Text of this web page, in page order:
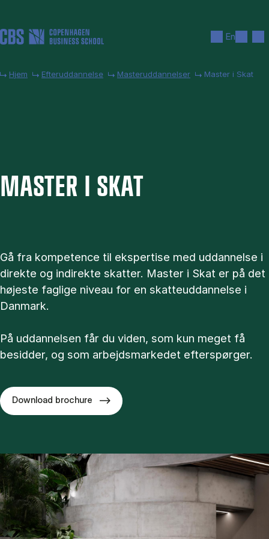
En
Hjem Efteruddannelse Masteruddannelser Master i Skat
MA­STER I SKAT
Gå fra kompetence til ekspertise med uddannelse i
direkte og indirekte skatter. Master i Skat er på det
højeste faglige niveau for en skatteuddannelse i
Danmark.
På uddannelsen får du viden, som kun meget få
besidder, og som arbejdsmarkedet efterspørger.
Download brochure